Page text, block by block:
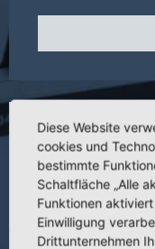
2.049
Ramus
Lumbar
ley Laser
Diese Website
cookies und
bestimmte
Schaltfläche „Alle
Funktionen
Einwilligung
Drittunternehmen